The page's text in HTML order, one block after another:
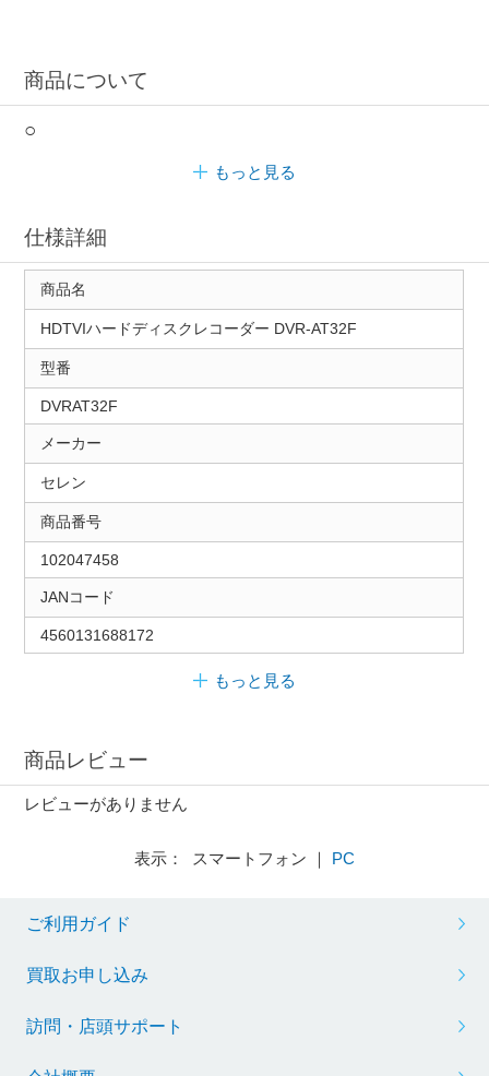
商品について
○
もっと見る
仕様詳細
商品名
HDTVIハードディスクレコーダー DVR-AT32F
型番
DVRAT32F
メーカー
セレン
商品番号
102047458
JANコード
4560131688172
もっと見る
商品レビュー
レビューがありません
表示： スマートフォン ｜ PC
ご利用ガイド
買取お申し込み
訪問・店頭サポート